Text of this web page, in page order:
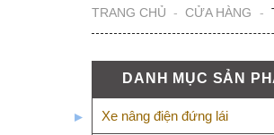
TRANG CHỦ - CỬA HÀNG -
DANH MỤC SẢN
Xe nâng điện đứng lái